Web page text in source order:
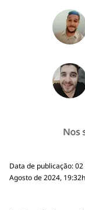
Data de publicação:
Agosto de 2024, 19:32h